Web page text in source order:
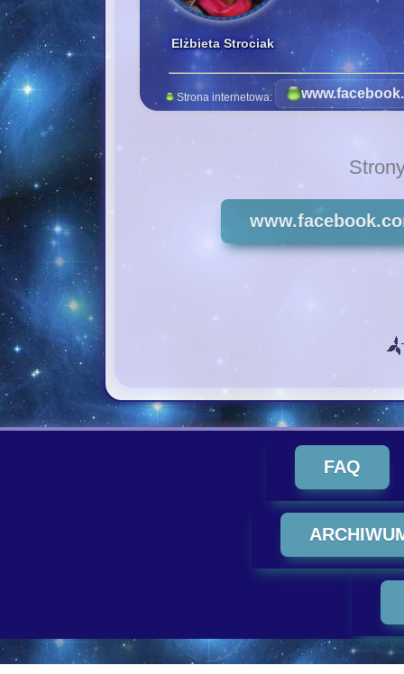
Elżbieta Strociak
Strona internetowa:
FAQ